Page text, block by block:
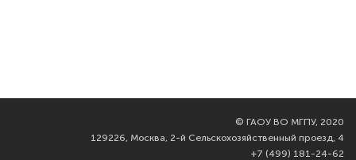
© ГАОУ ВО МГПУ, 2020
129226, Москва, 2-й Сельскохозяйственный проезд, 4
+7 (499) 181-24-62